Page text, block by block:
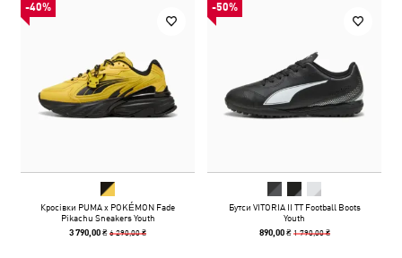
-40%
Кросівки PUMA x POKÉMON Fade
Pikachu Sneakers Youth
3 790,00 ₴6 290,00 ₴
-50%
Бутси VITORIA II TT Football Boots
Youth
890,00 ₴ 1 790,00 ₴